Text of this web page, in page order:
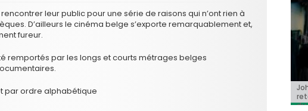
leur public pour une série de raisons qui n’ont rien à
D’ailleurs le cinéma belge s’exporte remarquablement et,
fureur.
remportés par les longs et courts métrages belges
par ordre alphabétique
du
«
«